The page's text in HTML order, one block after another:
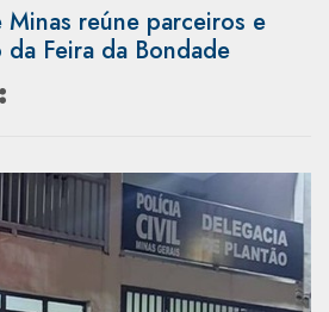
reúne parceiros e
da Feira da Bondade